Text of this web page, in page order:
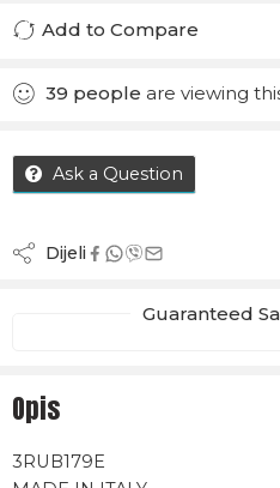
Add to Compare
39 people are viewing
Ask a Question
Dijeli
Guaranteed
Opis
3RUB179E